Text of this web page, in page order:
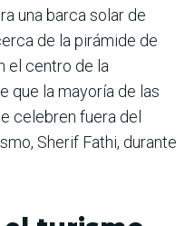
una barca solar de
de la pirámide de
el centro de la
que la mayoría de las
celebren fuera del
Sherif Fathi, durante